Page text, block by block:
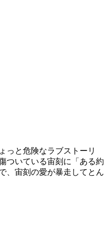
っと危険なラブストーリ
ついている宙刻に「ある約
、宙刻の愛が暴走してとん